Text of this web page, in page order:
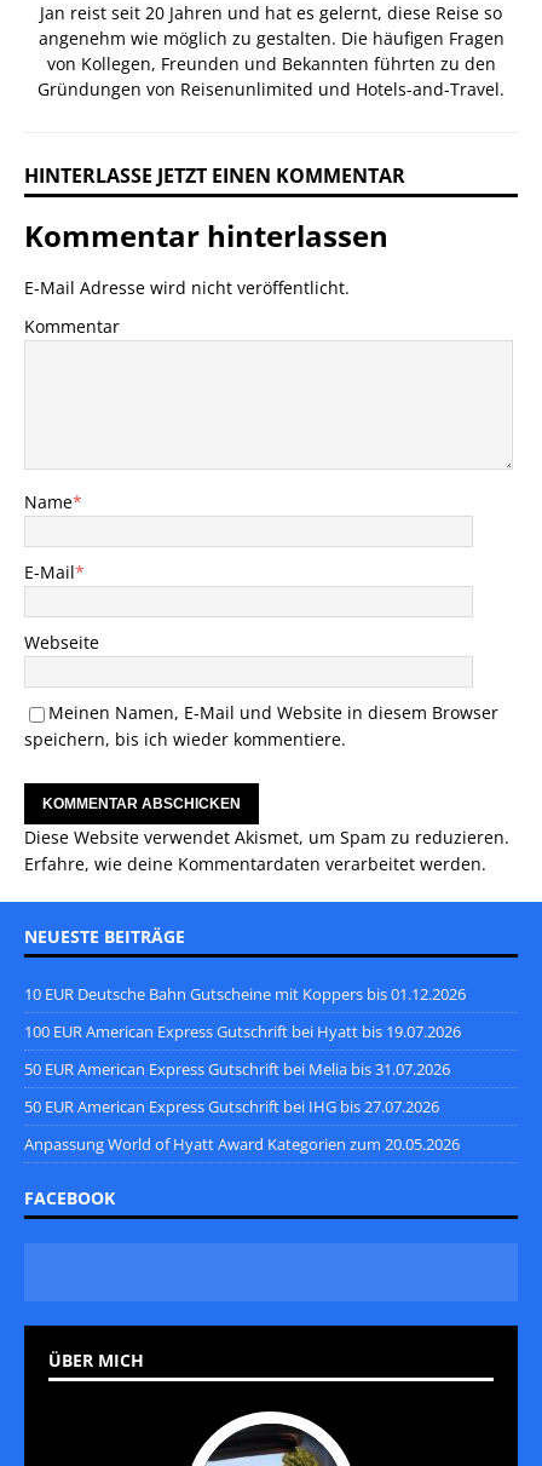
Jan reist seit 20 Jahren und hat es gelernt, diese Reise so
angenehm wie möglich zu gestalten. Die häufigen Fragen
von Kollegen, Freunden und Bekannten führten zu den
Gründungen von Reisenunlimited und Hotels-and-Travel.
HINTERLASSE JETZT EINEN KOMMENTAR
Kommentar hinterlassen
E-Mail Adresse wird nicht veröffentlicht.
Kommentar
Name*
E-Mail*
Webseite
Meinen Namen, E-Mail und Website in diesem Browser
speichern, bis ich wieder kommentiere.
Diese Website verwendet Akismet, um Spam zu reduzieren.
Erfahre, wie deine Kommentardaten verarbeitet werden.
NEUESTE BEITRÄGE
10 EUR Deutsche Bahn Gutscheine mit Koppers bis 01.12.2026
100 EUR American Express Gutschrift bei Hyatt bis 19.07.2026
50 EUR American Express Gutschrift bei Melia bis 31.07.2026
50 EUR American Express Gutschrift bei IHG bis 27.07.2026
Anpassung World of Hyatt Award Kategorien zum 20.05.2026
FACEBOOK
ÜBER MICH